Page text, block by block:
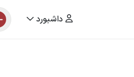
داشبورد